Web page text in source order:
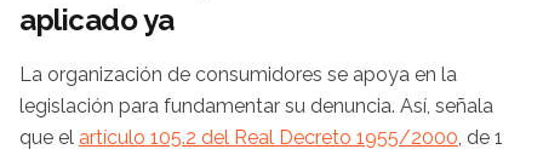
aplicado ya
La organización de consumidores se apoya en la
legislación para fundamentar su denuncia. Así, señala
que el artículo 105.2 del Real Decreto 1955/2000 , de 1